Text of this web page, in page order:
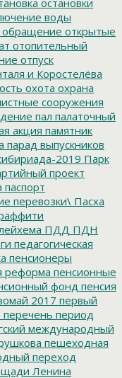
воды
обращение открытые
отопительный
отпуск
и Коростелёва
охота охрана
сооружения
пал палаточный
акция памятник
парад выпускников
2019 Парк
проект
паспорт
перевозки\ Пасха
ПДД ПДН
педагогическая
пенсионеры
реформа пенсионные
фонд пенсия
2017 первый
перечень период
международный
пешеходная
переход
Ленина